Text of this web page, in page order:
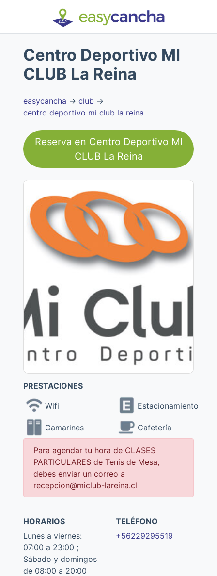
Centro Deportivo MI
CLUB La Reina
easycancha → club →
centro deportivo mi club la reina
Reserva en Centro Deportivo MI
CLUB La Reina
PRESTACIONES
Wifi Estacionamiento
Camarines Cafetería
Para agendar tu hora de CLASES
PARTICULARES de Tenis de Mesa,
debes enviar un correo a
recepcion@miclub-lareina.cl
HORARIOS
Lunes a viernes:
07:00 a 23:00 ;
Sábado y domingos
de 08:00 a 20:00
TELÉFONO
+56229295519